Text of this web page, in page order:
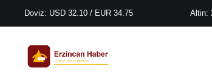
Doviz: USD 32.10 / EUR 34.75 Altin: